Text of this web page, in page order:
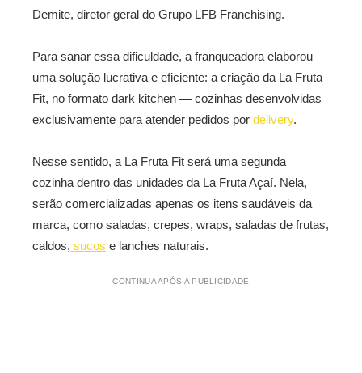
Demite, diretor geral do Grupo LFB Franchising.
Para sanar essa dificuldade, a franqueadora elaborou
uma solução lucrativa e eficiente: a criação da La Fruta
Fit, no formato dark kitchen — cozinhas desenvolvidas
exclusivamente para atender pedidos por delivery.
Nesse sentido, a La Fruta Fit será uma segunda
cozinha dentro das unidades da La Fruta Açaí. Nela,
serão comercializadas apenas os itens saudáveis da
marca, como saladas, crepes, wraps, saladas de frutas,
caldos, sucos e lanches naturais.
CONTINUA APÓS A PUBLICIDADE